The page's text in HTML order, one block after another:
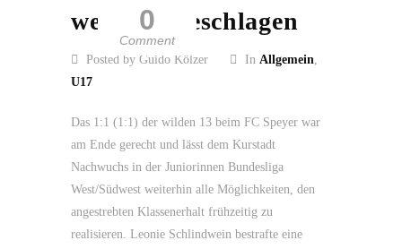
0
Comment
weiter ungeschlagen
Posted by Guido Kölzer In Allgemein,
U17
Das 1:1 (1:1) der wilden 13 beim FC Speyer war
am Ende gerecht und lässt dem Kurstadt
Nachwuchs in der Juniorinnen Bundesliga
West/Südwest weiterhin alle Möglichkeiten, den
angestrebten Klassenerhalt frühzeitig zu
realisieren. Leonie Schlindwein bestrafte eine